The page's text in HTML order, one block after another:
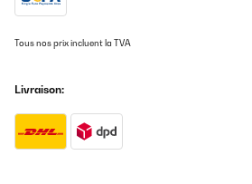
Tous nos prix incluent la TVA
Livraison: